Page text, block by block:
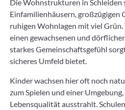
Die Wohnstrukturen in Schleiden
Einfamilienhäusern, großzügigen
ruhigen Wohnlagen mit viel
einen gewachsenen und
starkes Gemeinschaftsgefühl
sicheres Umfeld bietet.
Kinder wachsen hier oft noch
zum Spielen und einer
Lebensqualität ausstrahlt.